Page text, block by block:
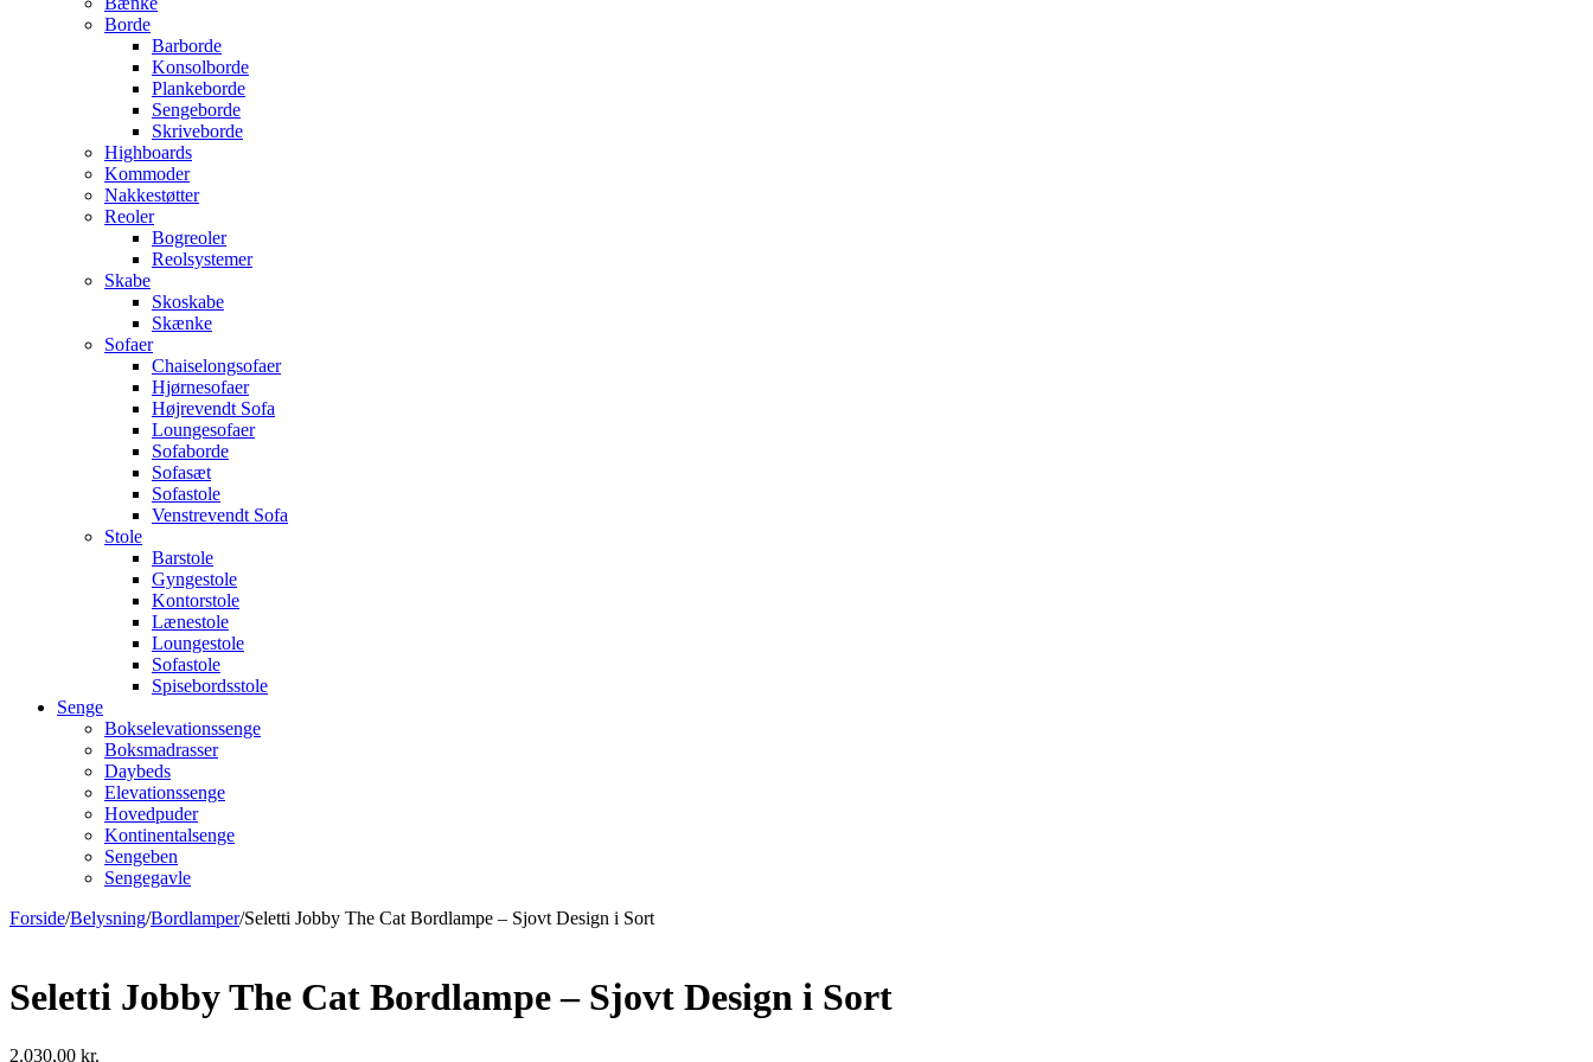
Borde
Barborde
Konsolborde
Plankeborde
Sengeborde
Skriveborde
Highboards
Kommoder
Nakkestøtter
Reoler
Bogreoler
Reolsystemer
Skabe
Skoskabe
Skænke
Sofaer
Chaiselongsofaer
Hjørnesofaer
Højrevendt Sofa
Loungesofaer
Sofaborde
Sofasæt
Sofastole
Venstrevendt Sofa
Stole
Barstole
Gyngestole
Kontorstole
Lænestole
Loungestole
Sofastole
Spisebordsstole
Senge
Bokselevationssenge
Boksmadrasser
Daybeds
Elevationssenge
Hovedpuder
Kontinentalsenge
Sengeben
Sengegavle
Forside/Belysning/Bordlamper/Seletti Jobby The Cat Bordlampe – Sjovt Design i Sort
Seletti Jobby The Cat Bordlampe – Sjovt Design i Sort
2.030,00 kr.